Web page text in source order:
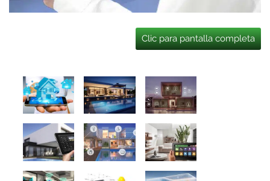
Clic para pantalla completa